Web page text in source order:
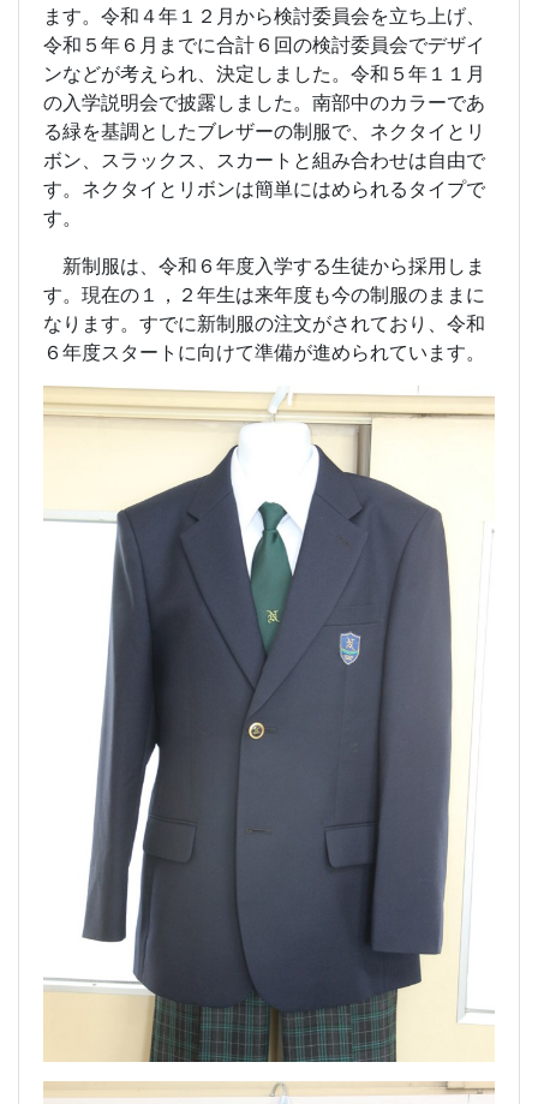
ます。令和４年１２月から検討委員会を立ち上げ、
令和５年６月までに合計６回の検討委員会でデザイ
ンなどが考えられ、決定しました。令和５年１１月
の入学説明会で披露しました。南部中のカラーであ
る緑を基調としたブレザーの制服で、ネクタイとリ
ボン、スラックス、スカートと組み合わせは自由で
す。ネクタイとリボンは簡単にはめられるタイプで
す。
新制服は、令和６年度入学する生徒から採用しま
す。現在の１，２年生は来年度も今の制服のままに
なります。すでに新制服の注文がされており、令和
６年度スタートに向けて準備が進められています。